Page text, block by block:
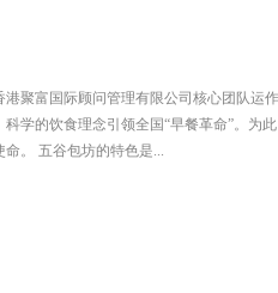
聚富国际顾问管理有限公司核心团队运作
学的饮食理念引领全国“早餐革命”。为此
。 五谷包坊的特色是...